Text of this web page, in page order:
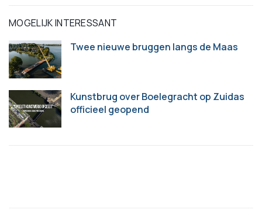
MOGELIJK INTERESSANT
Twee nieuwe bruggen langs de Maas
Kunstbrug over Boelegracht op Zuidas
officieel geopend